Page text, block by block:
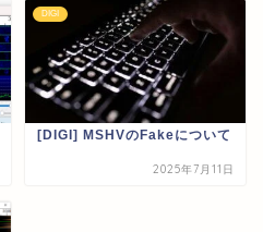
DIGI
[DIGI] MSHVのFakeについて
2025年7月11日